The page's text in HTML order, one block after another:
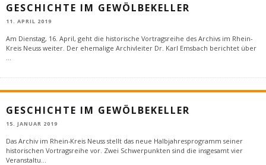
GESCHICHTE IM GEWÖLBEKELLER
11. APRIL 2019
Am Dienstag, 16. April, geht die historische Vortragsreihe des Archivs im Rhein-
Kreis Neuss weiter. Der ehemalige Archivleiter Dr. Karl Emsbach berichtet über
GESCHICHTE IM GEWÖLBEKELLER
15. JANUAR 2019
Das Archiv im Rhein-Kreis Neuss stellt das neue Halbjahresprogramm seiner
historischen Vortragsreihe vor. Zwei Schwerpunkten sind die insgesamt vier
Veranstaltu